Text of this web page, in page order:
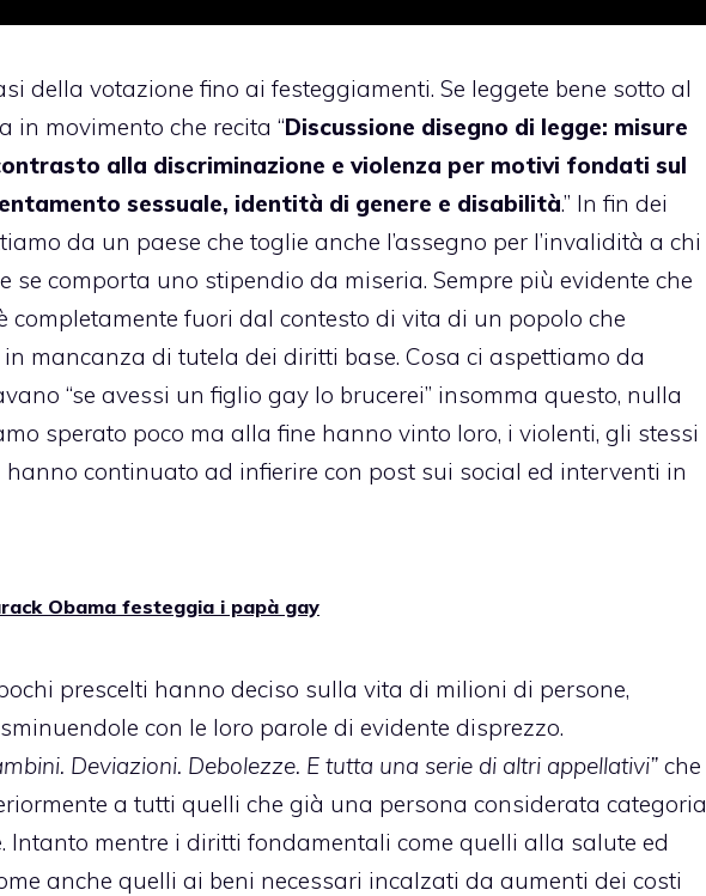
della votazione fino ai festeggiamenti. Se leggete bene sotto al
in movimento che recita “Discussione disegno di legge: misure
alla discriminazione e violenza per motivi fondati sul
sessuale, identità di genere e disabilità.” In fin dei
da un paese che toglie anche l’assegno per l’invalidità a chi
se comporta uno stipendio da miseria. Sempre più evidente che
completamente fuori dal contesto di vita di un popolo che
mancanza di tutela dei diritti base. Cosa ci aspettiamo da
“se avessi un figlio gay lo brucerei” insomma questo, nulla
sperato poco ma alla fine hanno vinto loro, i violenti, gli stessi
continuato ad infierire con post sui social ed interventi in
Obama festeggia i papà gay
prescelti hanno deciso sulla vita di milioni di persone,
con le loro parole di evidente disprezzo.
Deviazioni. Debolezze. E tutta una serie di altri appellativi” che
a tutti quelli che già una persona considerata categoria
Intanto mentre i diritti fondamentali come quelli alla salute ed
anche quelli ai beni necessari incalzati da aumenti dei costi